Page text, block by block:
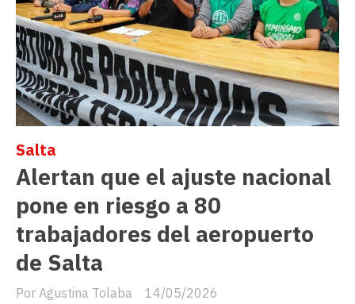
Alertan que el ajuste nacional
pone en riesgo a 80
trabajadores del aeropuerto
de Salta
Agustina Tolaba
Salta
14/05/2026